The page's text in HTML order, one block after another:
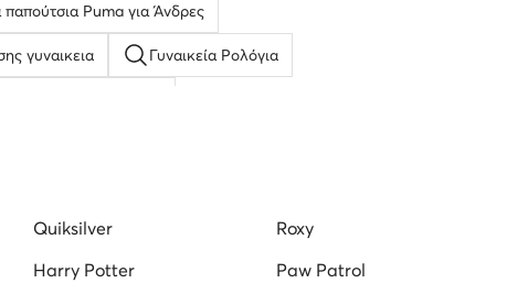
Puma για Άνδρες
γυναικεια Γυναικεία Ρολόγια
Quiksilver
Roxy
Harry Potter
Paw Patrol